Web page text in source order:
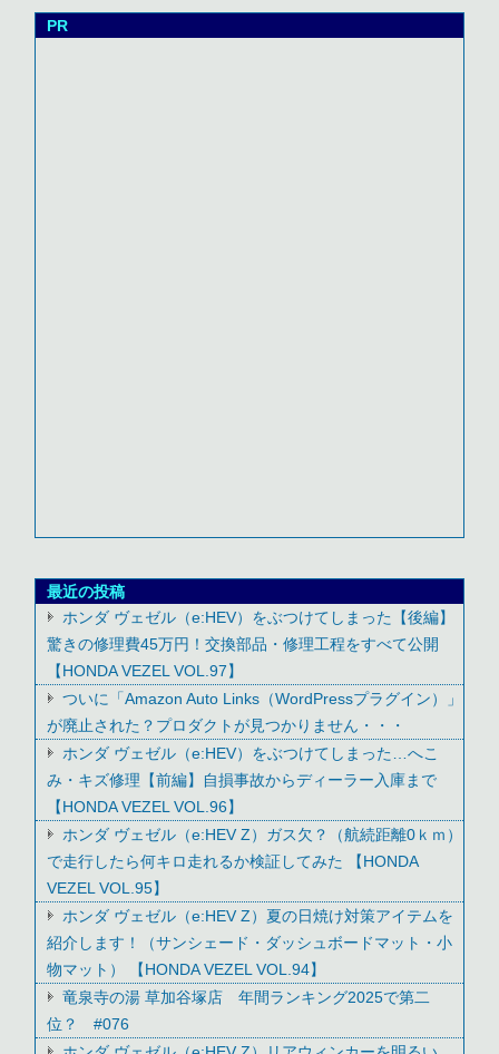
PR
最近の投稿
ホンダ ヴェゼル（e:HEV）をぶつけてしまった【後編】
驚きの修理費45万円！交換部品・修理工程をすべて公開
【HONDA VEZEL VOL.97】
ついに「Amazon Auto Links（WordPressプラグイン）」
が廃止された？プロダクトが見つかりません・・・
ホンダ ヴェゼル（e:HEV）をぶつけてしまった…へこ
み・キズ修理【前編】自損事故からディーラー入庫まで
【HONDA VEZEL VOL.96】
ホンダ ヴェゼル（e:HEV Z）ガス欠？（航続距離0ｋｍ）
で走行したら何キロ走れるか検証してみた 【HONDA
VEZEL VOL.95】
ホンダ ヴェゼル（e:HEV Z）夏の日焼け対策アイテムを
紹介します！（サンシェード・ダッシュボードマット・小
物マット） 【HONDA VEZEL VOL.94】
竜泉寺の湯 草加谷塚店 年間ランキング2025で第二
位？ #076